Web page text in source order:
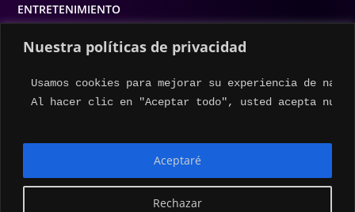
Nuestra políticas de privacidad
Usamos cookies para mejorar su experiencia de
Al hacer clic en "Aceptar todo", usted acepta
Rechazar
Aceptaré
ENTRETENIMIENTO
ESTILO DE VIDA